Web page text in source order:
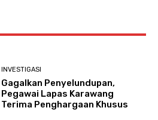
INVESTIGASI
Gagalkan Penyelundupan,
Pegawai Lapas Karawang
Terima Penghargaan Khusus